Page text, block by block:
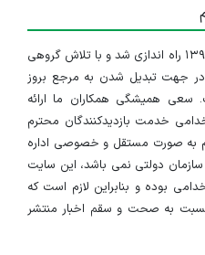
سایت ایران استخدام در تاریخ ۱۳۹۱/۱/۱۰ راه اندازی شد و با تلاش گروهی
در جهت تبدیل شدن به مرجع بروز
سعی همیشگی همکاران ما ارائه
خدمت بازدیدکنندگان محترم
به صورت مستقل و خصوصی اداره
دولتی نمی باشد، این سایت
بوده و بنابراین لازم است که
به صحت و سقم اخبار منتشر